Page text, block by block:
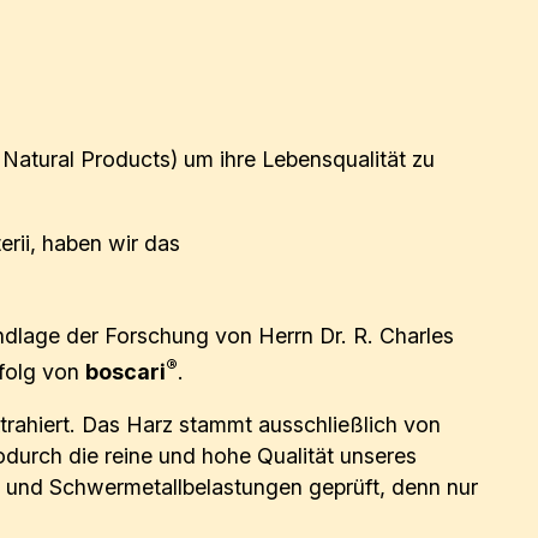
Products) um ihre Lebensqualität zu
haben wir das
der Forschung von Herrn Dr. R. Charles
von boscari®.
Das Harz stammt ausschließlich von
die reine und hohe Qualität unseres
Schwermetallbelastungen geprüft, denn nur